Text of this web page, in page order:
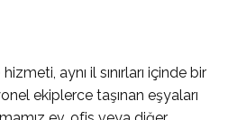
hizmeti, aynı il sınırları içinde bir
ekiplerce taşınan eşyaları